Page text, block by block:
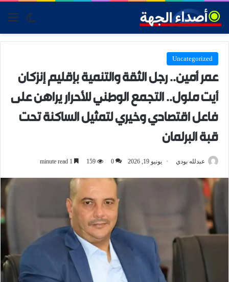
skin
Uncategorized
عمر أمين.. رجل الثقة والتنمية بإقليم إنزكان
أيت ملول.. التجمع الوطني للأحرار يراهن على
فاعل اقتصادي وخيري لتمثيل الساكنة تحت
قبة البرلمان
عبدلله بودي يونيو 19, 2026 0
159